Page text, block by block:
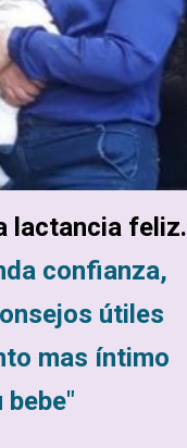
lactancia feliz.
confianza,
útiles
mas íntimo
bebe"